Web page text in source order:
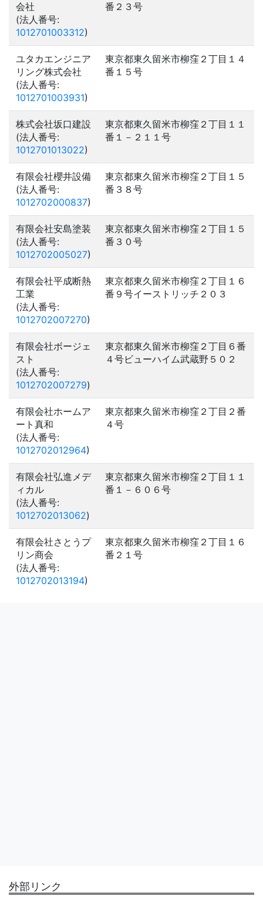
会社
(法人番号:
1012701003312)
番２３号
ユタカエンジニア
リング株式会社
(法人番号:
1012701003931)
東京都東久留米市柳窪２丁目１４
番１５号
株式会社坂口建設
(法人番号:
1012701013022)
東京都東久留米市柳窪２丁目１１
番１－２１１号
有限会社櫻井設備
(法人番号:
1012702000837)
東京都東久留米市柳窪２丁目１５
番３８号
有限会社安島塗装
(法人番号:
1012702005027)
東京都東久留米市柳窪２丁目１５
番３０号
有限会社平成断熱
工業
(法人番号:
1012702007270)
東京都東久留米市柳窪２丁目１６
番９号イーストリッチ２０３
有限会社ボージェ
スト
(法人番号:
1012702007279)
東京都東久留米市柳窪２丁目６番
４号ビューハイム武蔵野５０２
有限会社ホームア
ート真和
(法人番号:
1012702012964)
東京都東久留米市柳窪２丁目２番
４号
有限会社弘進メデ
ィカル
(法人番号:
1012702013062)
東京都東久留米市柳窪２丁目１１
番１－６０６号
有限会社さとうプ
リン商会
(法人番号:
1012702013194)
東京都東久留米市柳窪２丁目１６
番２１号
外部リンク